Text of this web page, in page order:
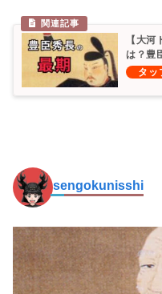
【大
は？豊
sengokunisshi